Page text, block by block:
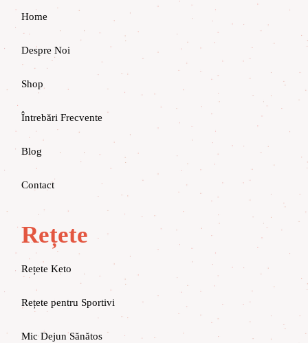
Home
Despre Noi
Shop
Întrebări Frecvente
Blog
Contact
Rețete
Rețete Keto
Rețete pentru Sportivi
Mic Dejun Sănătos